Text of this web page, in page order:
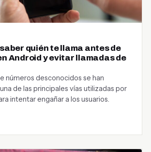
quién te llama antes de
Android y evitar llamadas de
números desconocidos se han
de las principales vías utilizadas por
intentar engañar a los usuarios.